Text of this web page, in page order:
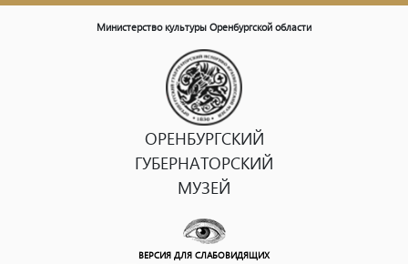
Министерство культуры Оренбургской области
ОРЕНБУРГСКИЙ
ГУБЕРНАТОРСКИЙ
МУЗЕЙ
ВЕРСИЯ ДЛЯ СЛАБОВИДЯЩИХ